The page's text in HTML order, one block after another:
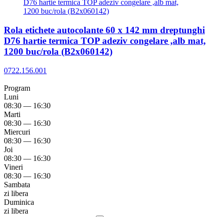
Rola etichete autocolante 60 x 142 mm dreptunghi
D76 hartie termica TOP adeziv congelare ,alb mat,
1200 buc/rola (B2x060142)
0722.156.001
Program
Luni
08:30 — 16:30
Marti
08:30 — 16:30
Miercuri
08:30 — 16:30
Joi
08:30 — 16:30
Vineri
08:30 — 16:30
Sambata
zi libera
Duminica
zi libera